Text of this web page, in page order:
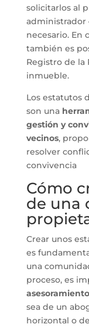
solicitarlos al
administrador
necesario. En
también es
Registro de
inmueble.
Los estatutos
son una
gestión y
vecinos,
resolver
convivencia
Cómo
de una
Crear unos
es
una
proceso, es
sea de un
horizontal o